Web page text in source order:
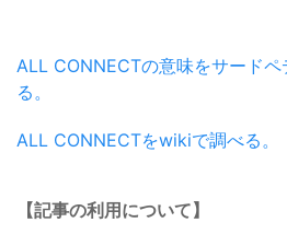
ALL CONNECTの意味をサード
る。
ALL CONNECTをwikiで調べる。
【記事の利用について】